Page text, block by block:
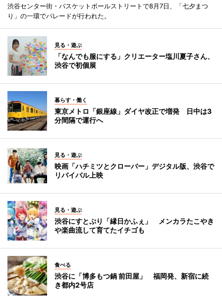
渋谷センター街・バスケットボールストリートで8月7日、「七夕まつ
り」の一環でパレードが行われた。
見る・遊ぶ
「なんでも服にする」クリエーター塩川夏子さん、
渋谷で初個展
暮らす・働く
東京メトロ「銀座線」ダイヤ改正で増発 日中は3
分間隔で運行へ
見る・遊ぶ
映画「ハチミツとクローバー」デジタル版、渋谷で
リバイバル上映
見る・遊ぶ
渋谷にすとぷり「縁日かふぇ」 メンカラたこやき
や楽曲流して育てたイチゴも
食べる
渋谷に「博多もつ鍋 前田屋」 福岡発、新宿に続
き都内2号店